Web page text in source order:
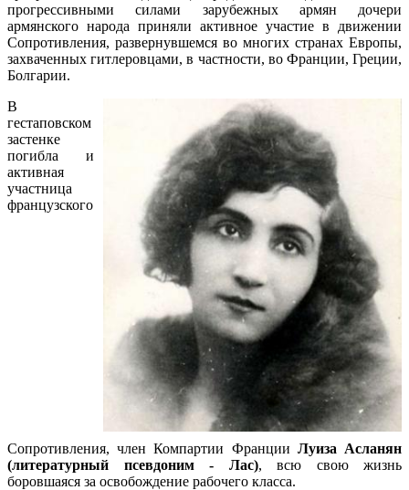
прогрессивными силами зарубежных армян дочери
армянского народа приняли активное участие в движении
Сопротивления, развернувшемся во многих странах Европы,
захваченных гитлеровцами, в частности, во Франции, Греции,
Болгарии.
В
гестаповском
застенке
погибла и
активная
участница
французского
Сопротивления, член Компартии Франции Луиза Асланян
(литературный псевдоним - Лас), всю свою жизнь
боровшаяся за освобождение рабочего класса.